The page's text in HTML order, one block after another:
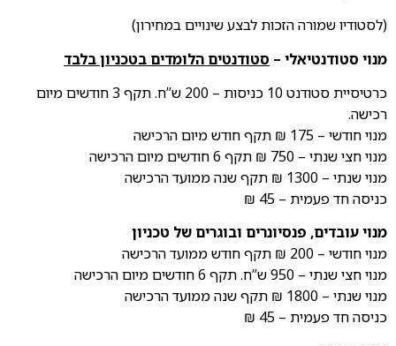
(לסטודיו שמורה הזכות לבצע שינויים במחירון)
מנוי סטודנטיאלי – סטודנטים הלומדים בטכניון בלבד
כרטיסיית סטודנט 10 כניסות – 200 ש”ח. תקף 3 חודשים מיום
רכישה.
מנוי חודשי – 175 ₪ תקף חודש מיום הרכישה
מנוי חצי שנתי – 750 ₪ תקף 6 חודשים מיום הרכישה
מנוי שנתי – 1300 ₪ תקף שנה ממועד הרכישה
כניסה חד פעמית – 45 ₪
מנוי עובדים, פנסיונרים ובוגרים של טכניון
מנוי חודשי – 200 ₪ תקף חודש ממועד הרכישה
מנוי חצי שנתי – 950 ש”ח. תקף 6 חודשים מיום הרכישה
מנוי שנתי – 1800 ₪ תקף שנה ממועד הרכישה
כניסה חד פעמית – 45 ₪